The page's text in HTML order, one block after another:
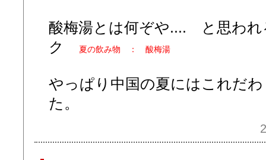
酸梅湯とは何ぞや.... と思わ
ク
夏の飲み物 ： 酸梅湯
やっぱり中国の夏にはこれだ
た。